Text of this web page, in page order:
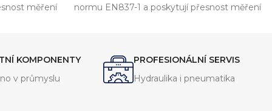
měření
normu EN837-1 a poskytují přesnost měření
KOMPONENTY
v průmyslu
PROFESIONÁLNÍ SERVIS
Hydraulika i pneumatika